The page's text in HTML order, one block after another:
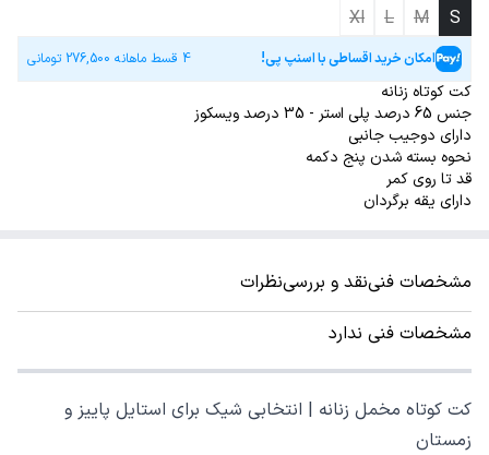
S
M
L
Xl
امکان خرید اقساطی با اسنپ پی! 4 قسط ماهانه 276,500 تومانی
کت کوتاه زنانه
جنس 65 درصد پلی استر - 35 درصد ویسکوز
دارای دوجیب جانبی
نحوه بسته شدن پنج دکمه
قد تا روی کمر
دارای یقه برگردان
مشخصات فنینقد و بررسینظرات
مشخصات فنی ندارد
کت کوتاه مخمل زنانه | انتخابی شیک برای استایل پاییز و
زمستان